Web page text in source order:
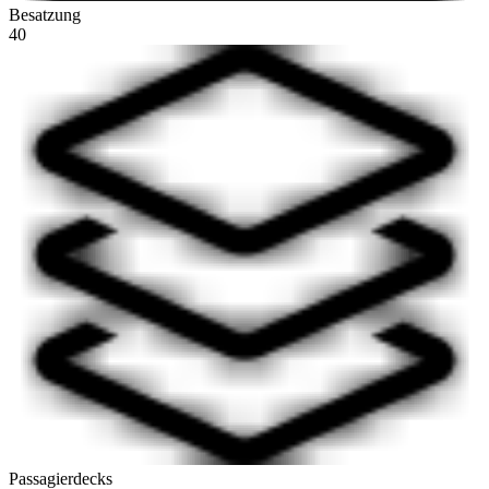
Besatzung
40
Passagierdecks